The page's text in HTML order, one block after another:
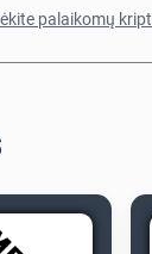
palaikomų